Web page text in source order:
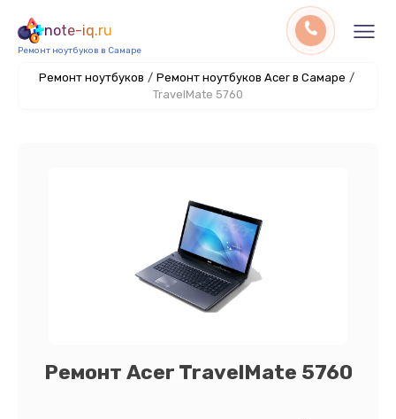
note-iq.ru
Ремонт ноутбуков в Самаре
Ремонт ноутбуков / Ремонт ноутбуков Acer в Самаре /
TravelMate 5760
Ремонт Acer TravelMate 5760